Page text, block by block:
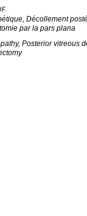
Décollement
par la pars plana
Posterior vitreous